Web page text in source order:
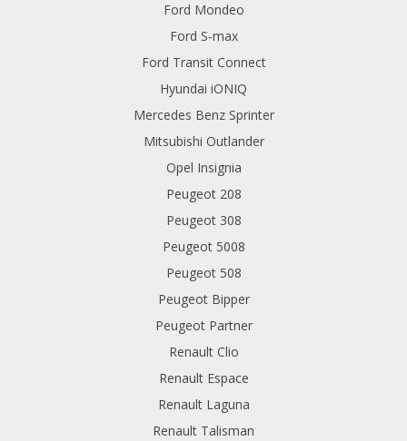
Ford Mondeo
Ford S-max
Ford Transit Connect
Hyundai iONIQ
Mercedes Benz Sprinter
Mitsubishi Outlander
Opel Insignia
Peugeot 208
Peugeot 308
Peugeot 5008
Peugeot 508
Peugeot Bipper
Peugeot Partner
Renault Clio
Renault Espace
Renault Laguna
Renault Talisman